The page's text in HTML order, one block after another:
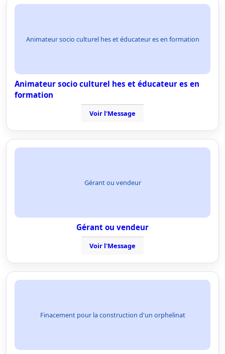
Animateur socio culturel hes et éducateur es en formation
Animateur socio culturel hes et éducateur es en
formation
Voir l'Message
Gérant ou vendeur
Gérant ou vendeur
Voir l'Message
Finacement pour la construction d'un orphelinat